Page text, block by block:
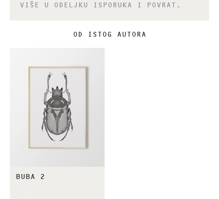
VIŠE U ODELJKU ISPORUKA I POVRAT.
OD ISTOG AUTORA
BUBA 2